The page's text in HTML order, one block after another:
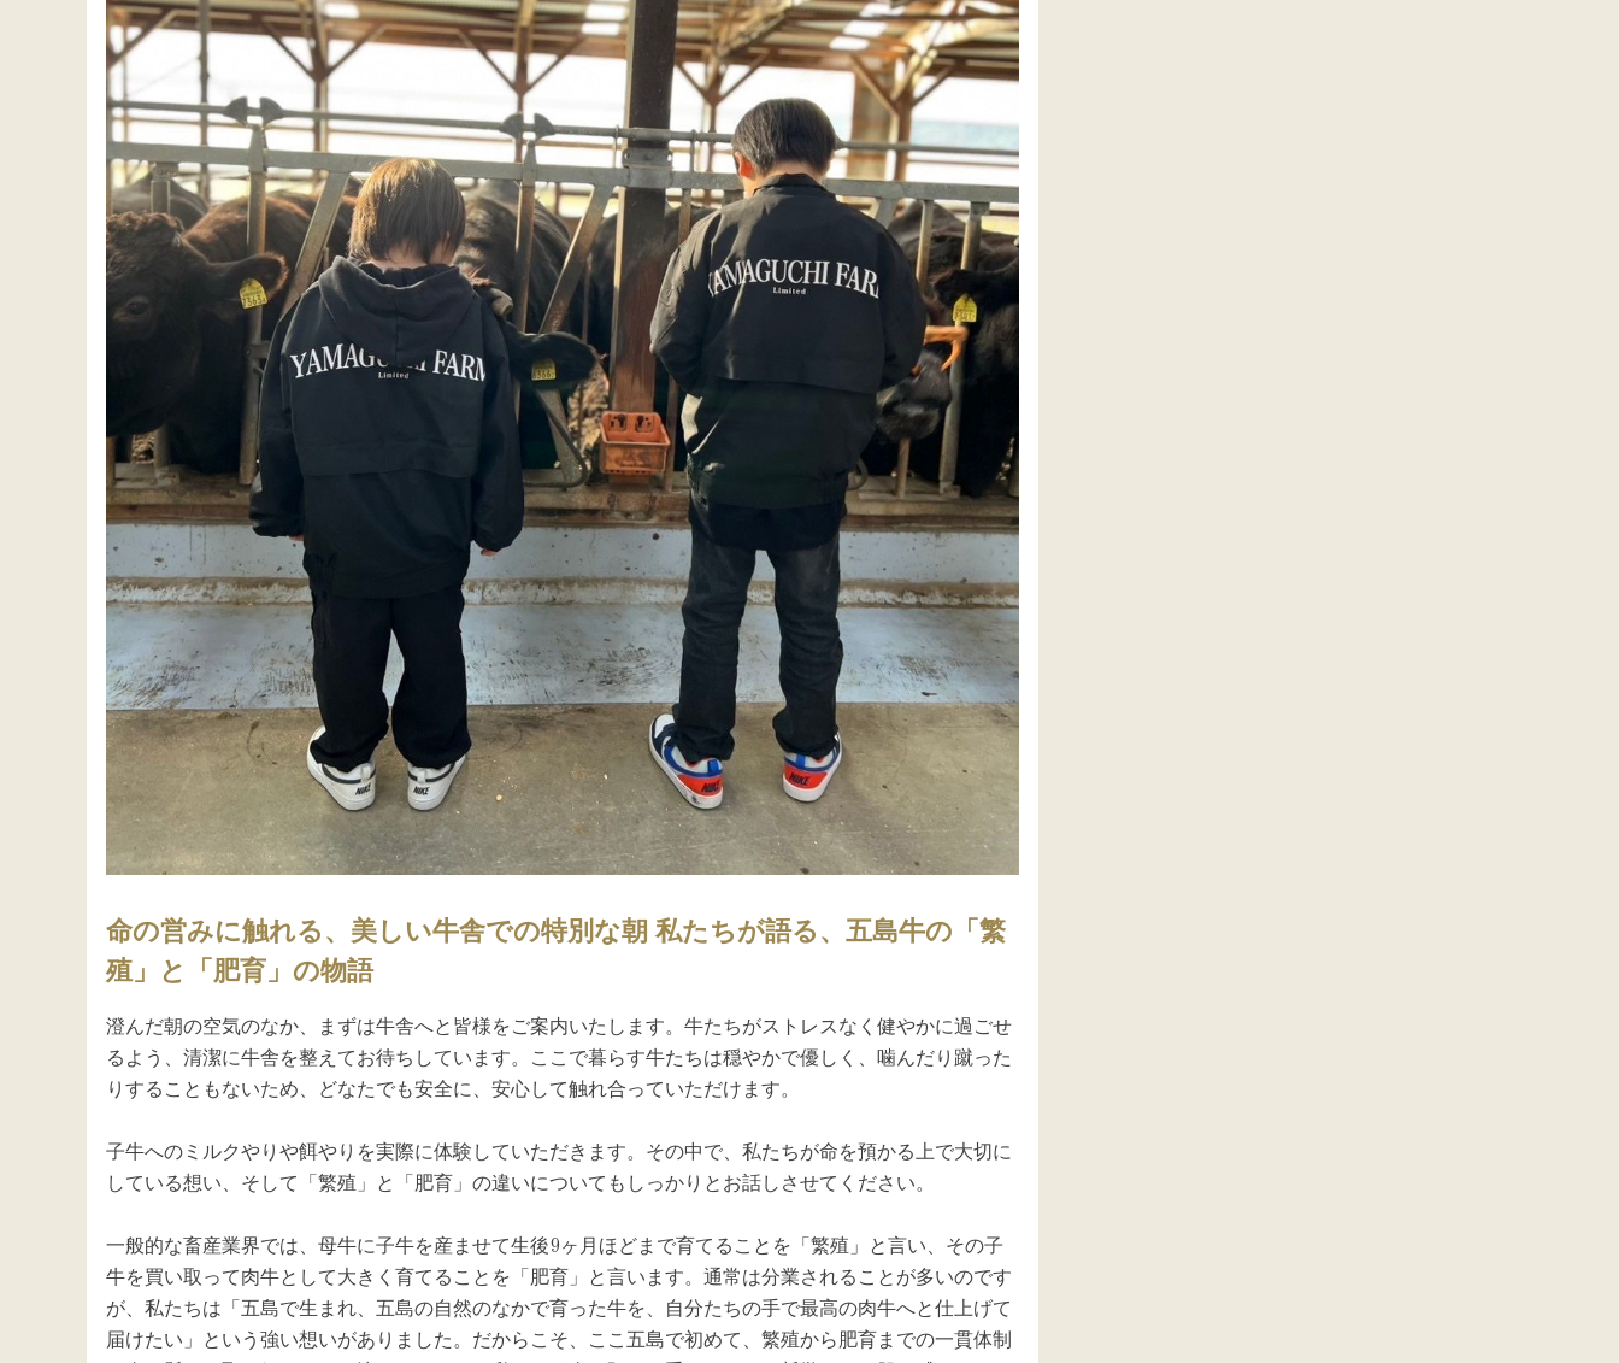
命の営みに触れる、美しい牛舎での特別な朝 私たちが語る、五島牛の「繁
殖」と「肥育」の物語
澄んだ朝の空気のなか、まずは牛舎へと皆様をご案内いたします。牛たちがストレスなく健やかに過ごせ
るよう、清潔に牛舎を整えてお待ちしています。ここで暮らす牛たちは穏やかで優しく、噛んだり蹴った
りすることもないため、どなたでも安全に、安心して触れ合っていただけます。
子牛へのミルクやりや餌やりを実際に体験していただきます。その中で、私たちが命を預かる上で大切に
している想い、そして「繁殖」と「肥育」の違いについてもしっかりとお話しさせてください。
一般的な畜産業界では、母牛に子牛を産ませて生後9ヶ月ほどまで育てることを「繁殖」と言い、その子
牛を買い取って肉牛として大きく育てることを「肥育」と言います。通常は分業されることが多いのです
が、私たちは「五島で生まれ、五島の自然のなかで育った牛を、自分たちの手で最高の肉牛へと仕上げて
届けたい」という強い想いがありました。だからこそ、ここ五島で初めて、繁殖から肥育までの一貫体制